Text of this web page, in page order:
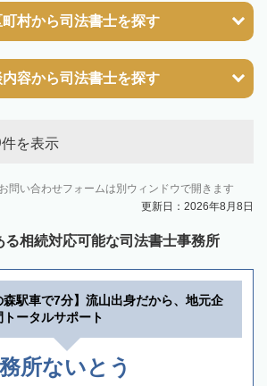
村から司法書士を探す
容から司法書士を探す
件を表示
問い合わせフォームは別ウィンドウで開きます
更新日：2026年8月8日
る相続対応可能な司法書士事務所
森駅車で7分】流山出身だから、地元企
ータルサポート
所ないとう